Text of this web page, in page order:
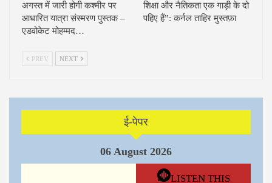
अगस्त में जारी होगी कश्मीर पर
आधारित यात्रा संस्मरण पुस्तक –
एडवोकेट मोहम्मद…
शिक्षा और नैतिकता एक गाड़ी के दो
पहिए हैं”: कर्नल ताहिर मुस्तफ़ा
PREV NEXT
ई-पेपर
06 August 2026
LISTEN THIS